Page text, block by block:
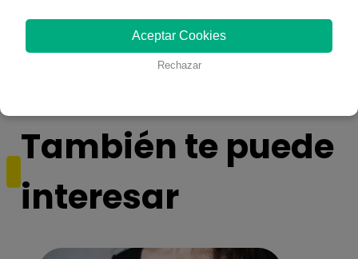
galería en San Juan de Lurigancho
También te puede
interesar
Aceptar Cookies
Rechazar